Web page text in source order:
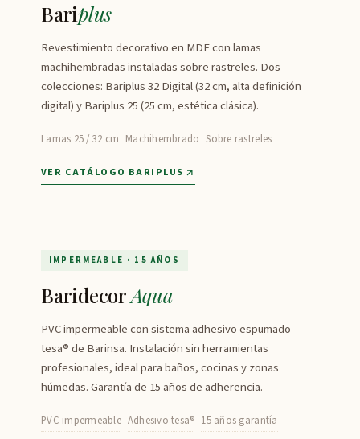
Bariplus
Revestimiento decorativo en MDF con lamas
machihembradas instaladas sobre rastreles. Dos
colecciones: Bariplus 32 Digital (32 cm, alta definición
digital) y Bariplus 25 (25 cm, estética clásica).
Lamas 25 / 32 cm Machihembrado Sobre rastreles
VER CATÁLOGO BARIPLUS
IMPERMEABLE · 15 AÑOS
BaridecorAqua
PVC impermeable con sistema adhesivo espumado
tesa® de Barinsa. Instalación sin herramientas
profesionales, ideal para baños, cocinas y zonas
húmedas. Garantía de 15 años de adherencia.
PVC impermeable Adhesivo tesa® 15 años garantía